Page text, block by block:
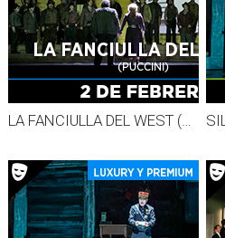
LA FANCIULLA DEL WEST (Puccini) - GRAB. MET 26-27